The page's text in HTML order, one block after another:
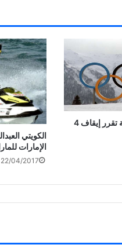
اللجنة الأولمبية الدولية تقرر إيقاف 4
الكويتي
الإمارات
22/04/2017